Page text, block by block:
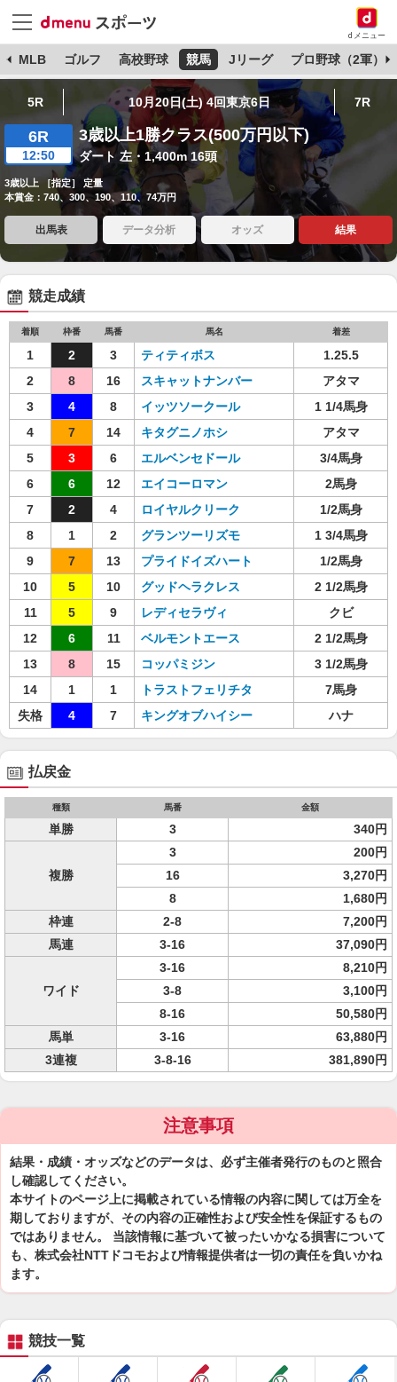
dメニュー
MLB ゴルフ 高校野球 競馬 Jリーグ プロ野球（2軍）
5R 10月20日(土) 4回東京6日 7R
6R
12:50
3歳以上1勝クラス(500万円以下)
ダート 左・1,400m 16頭
3歳以上 ［指定］ 定量
本賞金：740、300、190、110、74万円
出馬表 データ分析 オッズ 結果
競走成績
着順 枠番 馬番 馬名 着差
1 2 3 ティティボス
1.25.5
2
8 16 スキャットナンバー
アタマ
3
4 8 イッツソークール
1 1/4馬身
4
7 14 キタグニノホシ
アタマ
5
3 6 エルベンセドール
3/4馬身
6
6 12 エイコーロマン
2馬身
7
2 4 ロイヤルクリーク
1/2馬身
8
1 2 グランツーリズモ
1 3/4馬身
9
7 13 プライドイズハート
1/2馬身
10
5 10 グッドヘラクレス
2 1/2馬身
11
5 9 レディセラヴィ
クビ
12
6 11 ベルモントエース
2 1/2馬身
13
8 15 コッパミジン
3 1/2馬身
14
1 1 トラストフェリチタ
7馬身
失格
4 7 キングオブハイシー ハナ
払戻金
種類 馬番 金額
単勝 3 340円
複勝
3
200円
16
3,270円
8
1,680円
枠連
2-8
7,200円
馬連
3-16 37,090円
ワイド
3-16
8,210円
3-8
3,100円
8-16
50,580円
馬単
3-16
63,880円
3連複
3-8-16 381,890円
注意事項
結果・成績・オッズなどのデータは、必ず主催者発行のものと照合
し確認してください。
本サイトのページ上に掲載されている情報の内容に関しては万全を
期しておりますが、その内容の正確性および安全性を保証するもの
ではありません。 当該情報に基づいて被ったいかなる損害について
も、株式会社NTTドコモおよび情報提供者は一切の責任を負いかね
ます。
競技一覧